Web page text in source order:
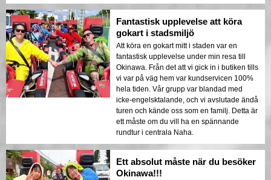
Fantastisk upplevelse att köra
gokart i stadsmiljö
Att köra en gokart mitt i staden var en
fantastisk upplevelse under min resa till
Okinawa. Från det att vi gick in i butiken tills
vi var på väg hem var kundservicen 100%
hela tiden. Vår grupp var blandad med
icke-engelsktalande, och vi avslutade ändå
turen och kände oss som en familj. Detta är
ett måste om du vill ha en spännande
rundtur i centrala Naha.
Ett absolut måste när du besöker
Okinawa!!!